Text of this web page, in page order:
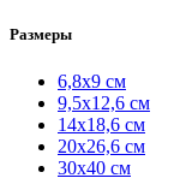
Размеры
6,8х9 см
9,5х12,6 см
14х18,6 см
20х26,6 см
30х40 см